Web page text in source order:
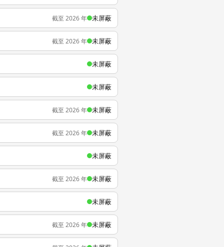
截至 2026 年 未屏蔽
截至 2026 年 未屏蔽
未屏蔽
未屏蔽
截至 2026 年 未屏蔽
截至 2026 年 未屏蔽
未屏蔽
截至 2026 年 未屏蔽
未屏蔽
截至 2026 年 未屏蔽